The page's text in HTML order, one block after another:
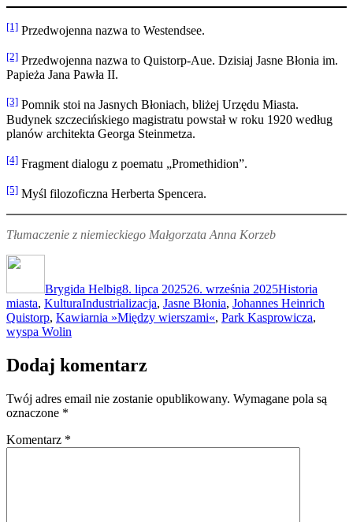
[1] Przedwojenna nazwa to Westendsee.
[2] Przedwojenna nazwa to Quistorp-Aue. Dzisiaj Jasne Błonia im.
Papieża Jana Pawła II.
[3] Pomnik stoi na Jasnych Błoniach, bliżej Urzędu Miasta.
Budynek szczecińskiego magistratu powstał w roku 1920 według
planów architekta Georga Steinmetza.
[4] Fragment dialogu z poematu „Promethidion”.
[5] Myśl filozoficzna Herberta Spencera.
Tłumaczenie z niemieckiego Małgorzata Anna Korzeb
Brygida Helbig8. lipca 202526. września 2025Historia
miasta, KulturaTagi
Industrializacja, Jasne Błonia, Johannes Heinrich
Quistorp, Kawiarnia »Między wierszami«, Park Kasprowicza,
wyspa Wolin
Dodaj komentarz
Twój adres email nie zostanie opublikowany. Wymagane pola są
oznaczone *
Komentarz *